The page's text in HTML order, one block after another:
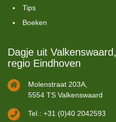
Tips
Boeken
Dagje uit Valkenswaard,
regio Eindhoven
Molenstraat 203A,
5554 TS Valkenswaard
Tel.: +31 (0)40 2042593